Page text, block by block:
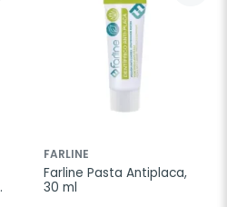
FARLINE
Farline Pasta Antiplaca,
30 ml